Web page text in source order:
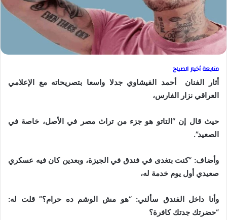
متابعة أخبار الصباح
أثار الفنان أحمد الفيشاوي جدلا واسعا بتصريحاته مع الإعلامي
العراقي نزار الفارس،
حيث قال إن “التاتو هو جزء من تراث مصر في الأصل، خاصة في
الصعيد”.
وأضاف: “كنت بتغدى في فندق في الجيزة، وبعدين كان فيه عسكري
صعيدي أول يوم خدمة له،
وأنا داخل الفندق سألني: “هو مش الوشم ده حرام؟” قلت له:
“حضرتك جدتك كافرة؟